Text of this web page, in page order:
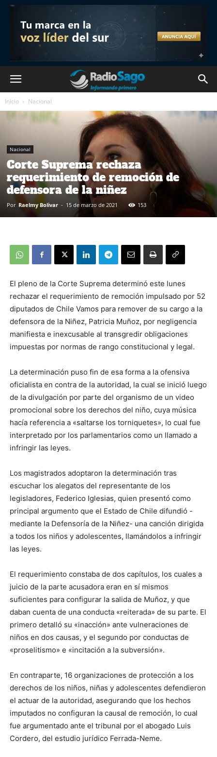
Inicio Nacional
Nacional
Corte Suprema rechaza
requerimiento de remoción de
defensora de la niñez
Por Raelmy Bolivar - 15 de marzo de 2021 153
El pleno de la Corte Suprema determinó este lunes
rechazar el requerimiento de remoción impulsado por 52
diputados de Chile Vamos para remover de su cargo a la
defensora de la Niñez, Patricia Muñoz, por negligencia
manifiesta e inexcusable al transgredir obligaciones
impuestas por normas de rango constitucional y legal.
La determinación puso fin de esa forma a la ofensiva
oficialista en contra de la autoridad, la cual se inició luego
de la divulgación por parte del organismo de un video
promocional sobre los derechos del niño, cuya música
hacía referencia a «saltarse los torniquetes», lo cual fue
interpretado por los parlamentarios como un llamado a
infringir las leyes.
Los magistrados adoptaron la determinación tras
escuchar los alegatos del representante de los
legisladores, Federico Iglesias, quien presentó como
principal argumento que el Estado de Chile difundió -
mediante la Defensoría de la Niñez- una canción dirigida
a todos los niños y adolescentes, llamándolos a infringir
las leyes.
El requerimiento constaba de dos capítulos, los cuales a
juicio de la parte acusadora eran en sí mismos
suficientes para configurar la salida de Muñoz, y que
daban cuenta de una conducta «reiterada» de su parte. El
primero detalló su «inacción» ante vulneraciones de
niños en dos causas, y el segundo por conductas de
«proselitismo» e «incitación a la subversión».
En contraparte, 16 organizaciones de protección a los
derechos de los niños, niñas y adolescentes defendieron
el actuar de la autoridad, asegurando que los hechos
imputados no configuran la causal de remoción, lo cual
fue argumentado ante el tribunal por el abogado Luis
Cordero, del estudio jurídico Ferrada-Neme.